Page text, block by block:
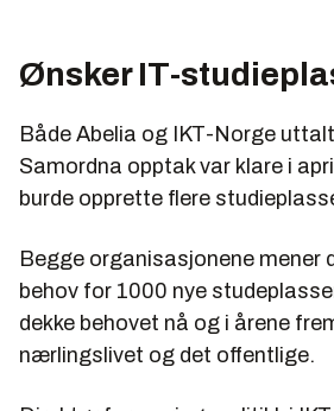
Ønsker IT-
Både Abelia og IKT-Norge
Samordna opptak var klare i
burde opprette flere
Begge organisasjonene mener
behov for 1000 nye
dekke behovet nå og i årene
nærlingslivet og det offentlige.